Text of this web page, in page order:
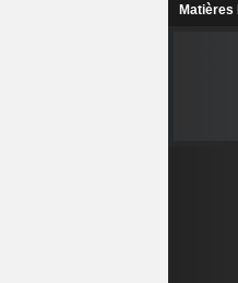
Matières